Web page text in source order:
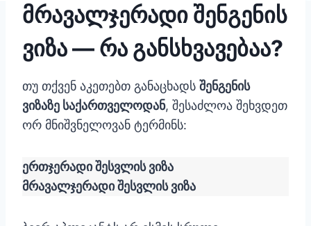
მრავალჯერადი შენგენის
ვიზა — რა განსხვავებაა?
თუ თქვენ აკეთებთ განაცხადს შენგენის
ვიზაზე საქართველოდან, შესაძლოა შეხვდეთ
ორ მნიშვნელოვან ტერმინს:
ერთჯერადი შესვლის ვიზა
მრავალჯერადი შესვლის ვიზა